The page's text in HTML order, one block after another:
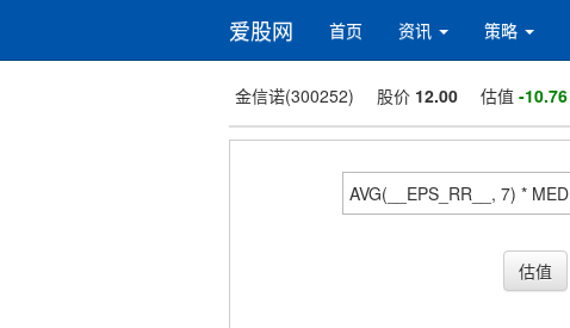
爱股网 首页 资讯 策略
金信诺(300252) 股价 12.00 估值 -10.76
估值